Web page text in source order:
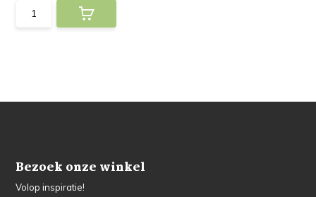
Bezoek onze winkel
Volop inspiratie!